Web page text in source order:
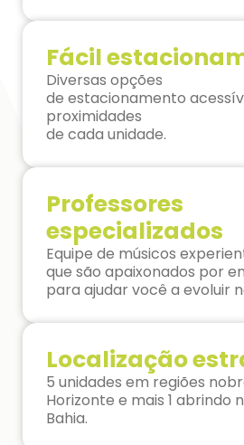
Fácil
Diversas opções
de estacionamento
proximidades
de cada unidade.
Professores
especializados
Equipe de músicos
que são apaixonados por
para ajudar você a evoluir
Localização
5 unidades em regiões
Horizonte e mais 1 abrindo
Bahia.